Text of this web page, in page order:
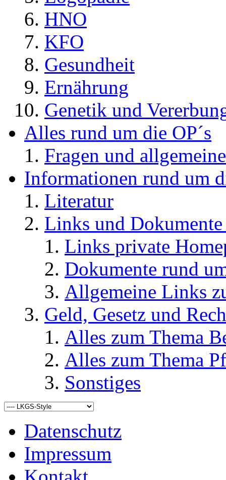
HNO
KFO
Gesundheit
Ernährung
Genetik und
Alles rund um die OP´s
Fragen und
Informationen rund um
Literatur
Links und
Links private
Dokumente rund
Allgemeine Links
Geld, Gesetz und
Alles zum Thema
Alles zum Thema
Sonstiges
Datenschutz
Impressum